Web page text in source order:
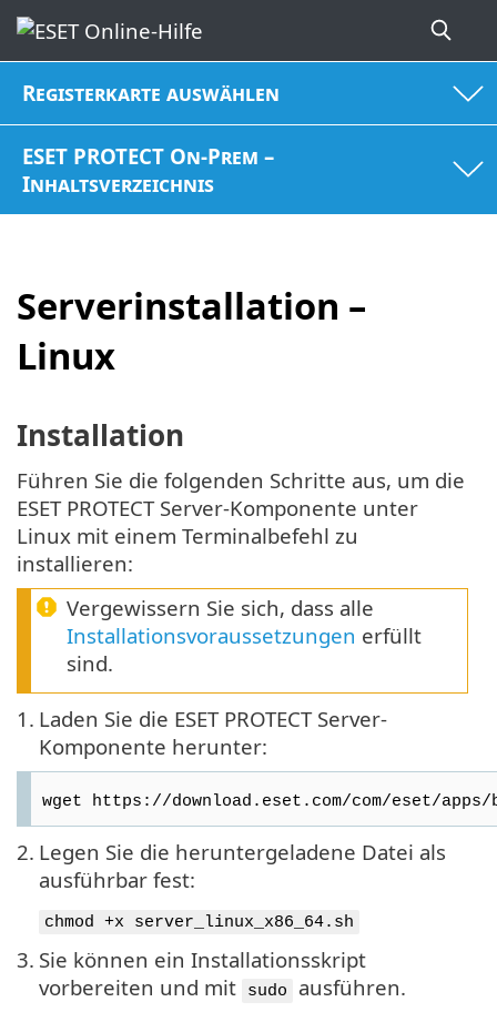
Registerkarte auswählen
ESET PROTECT On-Prem –
Inhaltsverzeichnis
Serverinstallation –
Linux
Installation
Führen Sie die folgenden Schritte aus, um die
ESET PROTECT Server-Komponente unter
Linux mit einem Terminalbefehl zu
installieren:
Vergewissern Sie sich, dass alle
Installationsvoraussetzungen erfüllt
sind.
1. Laden Sie die ESET PROTECT Server-
Komponente herunter:
wget https://download.eset.com/com/eset/
2. Legen Sie die heruntergeladene Datei als
ausführbar fest:
chmod +x server_linux_x86_64.sh
3. Sie können ein Installationsskript
vorbereiten und mit
sudo
ausführen.